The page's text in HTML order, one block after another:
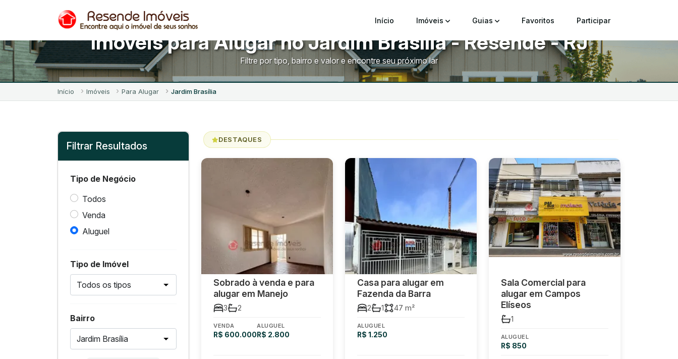
Início Imóveis Guias Favoritos Participar
Imóveis para Alugar no Jardim Brasília - Resende - RJ
Filtre por tipo, bairro e valor e encontre seu próximo lar
Início Imóveis Para Alugar Jardim Brasília
Filtrar Resultados
Tipo de Negócio
Todos
Venda
Aluguel
Tipo de Imóvel
Bairro
DESTAQUES
Sobrado à venda e para
alugar em Manejo
3 2
VENDA
R$ 600.000
ALUGUEL
R$ 2.800
Casa para alugar em
Fazenda da Barra
2 1 47 m²
ALUGUEL
R$ 1.250
Sala Comercial para
alugar em Campos
Elíseos
1
ALUGUEL
R$ 850